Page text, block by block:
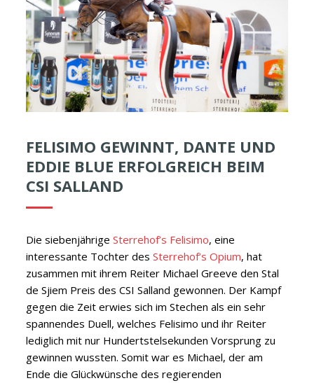
FELISIMO GEWINNT, DANTE UND
EDDIE BLUE ERFOLGREICH BEIM
CSI SALLAND
Die siebenjährigeSterrehof’s Felisimo, eine
interessante Tochter desSterrehof‘s Opium, hat
zusammen mit ihrem Reiter Michael Greeve den Stal
de Sjiem Preis des CSI Salland gewonnen. Der Kampf
gegen die Zeit erwies sich im Stechen als ein sehr
spannendes Duell, welches Felisimo und ihr Reiter
lediglich mit nur Hundertstelsekunden Vorsprung zu
gewinnen wussten. Somit war es Michael, der am
Ende die Glückwünsche des regierenden